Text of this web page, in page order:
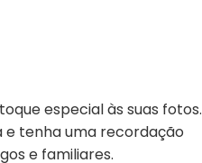
especial às suas fotos.
e tenha uma recordação
e familiares.